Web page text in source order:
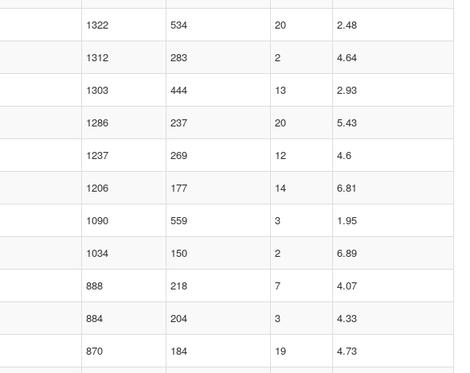
1322 534 20 2.48
1312 283 2 4.64
1303 444 13 2.93
1286 237 20 5.43
1237 269 12 4.6
1206 177 14 6.81
1090 559 3 1.95
1034 150 2 6.89
888 218 7 4.07
884 204 3 4.33
870 184 19 4.73